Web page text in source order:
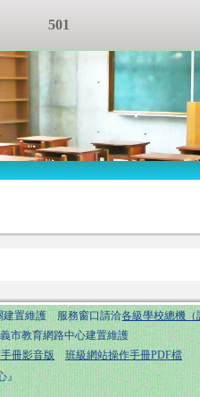
建置維護 服務窗口請洽各級學校總機（
市教育網路中心建置維護
冊影音版
班級網站操作手冊PDF檔
501